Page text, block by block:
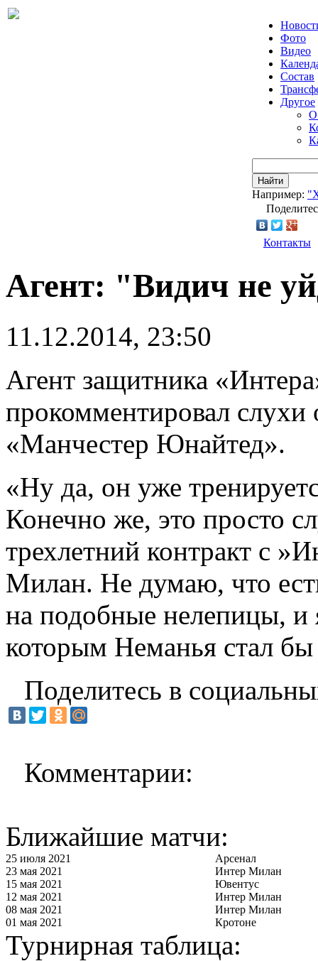
Фото
Видео
Состав
Другое
О
Найти
Например:
Контакты
Агент: "Видич не
11.12.2014, 23:50
Агент защитника
прокомментировал слухи
«Манчестер Юнайтед».
«Ну да, он уже
Конечно же, это просто
трехлетний контракт с
Милан. Не думаю, что
на подобные нелепицы,
которым Неманья стал
Поделитесь в
Комментарии:
Ближайшие матчи:
25 июля 2021
Арсенал
23 мая 2021
Интер Милан
15 мая 2021
Ювентус
12 мая 2021
Интер Милан
08 мая 2021
Интер Милан
01 мая 2021
Кротоне
Турнирная таблица: